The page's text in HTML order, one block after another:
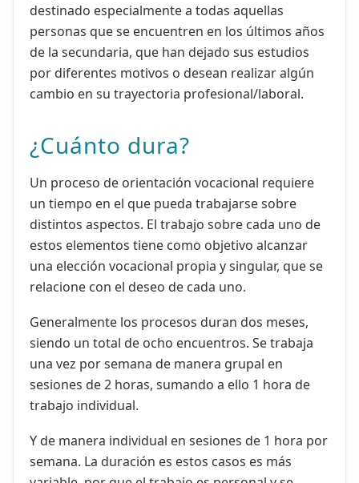
destinado especialmente a todas aquellas
personas que se encuentren en los últimos años
de la secundaria, que han dejado sus estudios
por diferentes motivos o desean realizar algún
cambio en su trayectoria profesional/laboral.
¿Cuánto dura?
Un proceso de orientación vocacional requiere
un tiempo en el que pueda trabajarse sobre
distintos aspectos. El trabajo sobre cada uno de
estos elementos tiene como objetivo alcanzar
una elección vocacional propia y singular, que se
relacione con el deseo de cada uno.
Generalmente los procesos duran dos meses,
siendo un total de ocho encuentros. Se trabaja
una vez por semana de manera grupal en
sesiones de 2 horas, sumando a ello 1 hora de
trabajo individual.
Y de manera individual en sesiones de 1 hora por
semana. La duración es estos casos es más